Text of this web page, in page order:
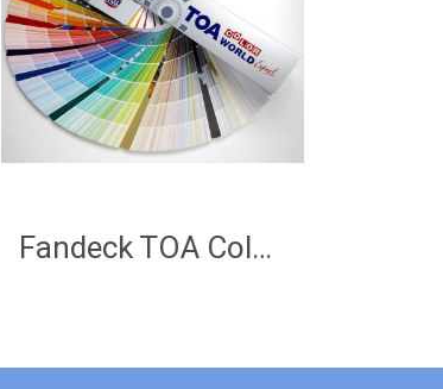
Fandeck TOA Color World